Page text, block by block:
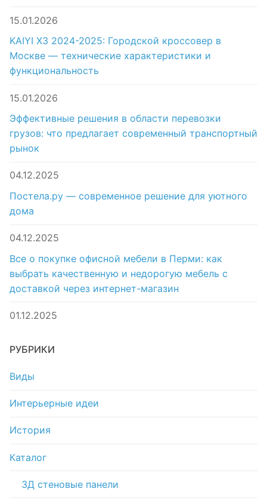
15.01.2026
KAIYI X3 2024-2025: Городской кроссовер в
Москве — технические характеристики и
функциональность
15.01.2026
Эффективные решения в области перевозки
грузов: что предлагает современный транспортный
рынок
04.12.2025
Постела.ру — современное решение для уютного
дома
04.12.2025
Все о покупке офисной мебели в Перми: как
выбрать качественную и недорогую мебель с
доставкой через интернет-магазин
01.12.2025
РУБРИКИ
Виды
Интерьерные идеи
История
Каталог
3Д стеновые панели